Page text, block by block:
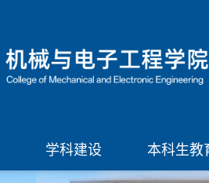
学科建设 本科生教